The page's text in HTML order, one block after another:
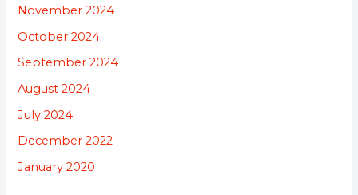
November 2024
October 2024
September 2024
August 2024
July 2024
December 2022
January 2020